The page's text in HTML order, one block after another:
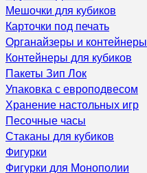
Мешочки для кубиков
Карточки под печать
Органайзеры и контейнеры
Контейнеры для кубиков
Пакеты Зип Лок
Упаковка с европодвесом
Хранение настольных игр
Песочные часы
Стаканы для кубиков
Фигурки
Фигурки для Монополии